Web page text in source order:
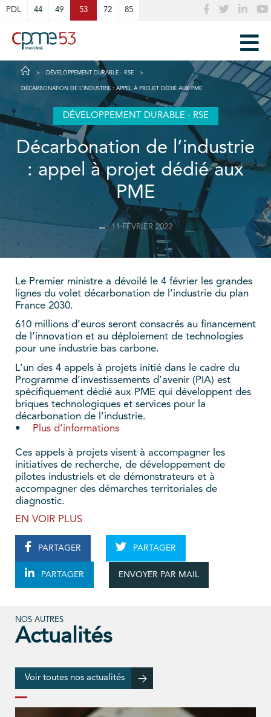
PDL 44 49 53 72 85
DÉVELOPPEMENT DURABLE - RSE
DÉCARBONATION DE L’INDUSTRIE : APPEL À PROJET DÉDIÉ AUX PME
DÉVELOPPEMENT DURABLE - RSE
Décarbonation de l’industrie
: appel à projet dédié aux
PME
11 FÉVRIER 2022
Le Premier ministre a dévoilé le 4 février les grandes
lignes du volet décarbonation de l’industrie du plan
France 2030.
610 millions d’euros seront consacrés au financement
de l’innovation et au déploiement de technologies
pour une industrie bas carbone.
L’un des 4 appels à projets initié dans le cadre du
Programme d’investissements d’avenir (PIA) est
spécifiquement dédié aux PME qui développent des
briques technologiques et services pour la
décarbonation de l’industrie.
•
Plus d’informations
Ces appels à projets visent à accompagner les
initiatives de recherche, de développement de
pilotes industriels et de démonstrateurs et à
accompagner des démarches territoriales de
diagnostic.
EN VOIR PLUS
PARTAGER PARTAGER
PARTAGER ENVOYER PAR MAIL
NOS AUTRES
Actualités
Voir toutes nos actualités
Cookies management panel